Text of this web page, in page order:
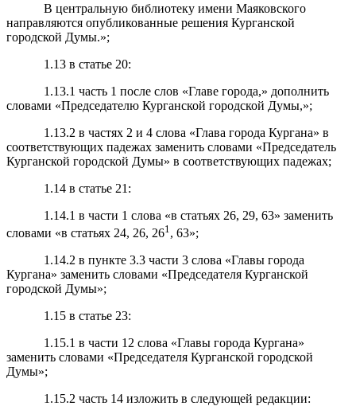
В центральную библиотеку имени Маяковского
направляются опубликованные решения Курганской
городской Думы.»;
1.13 в статье 20:
1.13.1 часть 1 после слов «Главе города,» дополнить
словами «Председателю Курганской городской Думы,»;
1.13.2 в частях 2 и 4 слова «Глава города Кургана» в
соответствующих падежах заменить словами «Председатель
Курганской городской Думы» в соответствующих падежах;
1.14 в статье 21:
1.14.1 в части 1 слова «в статьях 26, 29, 63» заменить
словами «в статьях 24, 26, 261 , 63»;
1.14.2 в пункте 3.3 части 3 слова «Главы города
Кургана» заменить словами «Председателя Курганской
городской Думы»;
1.15 в статье 23:
1.15.1 в части 12 слова «Главы города Кургана»
заменить словами «Председателя Курганской городской
Думы»;
1.15.2 часть 14 изложить в следующей редакции: